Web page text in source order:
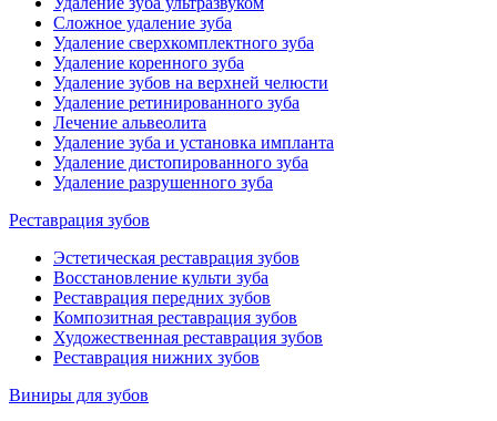
Сложное удаление зуба
Удаление сверхкомплектного зуба
Удаление коренного зуба
Удаление зубов на верхней челюсти
Удаление ретинированного зуба
Лечение альвеолита
Удаление зуба и установка импланта
Удаление дистопированного зуба
Удаление разрушенного зуба
Реставрация зубов
Эстетическая реставрация зубов
Восстановление культи зуба
Реставрация передних зубов
Композитная реставрация зубов
Художественная реставрация зубов
Реставрация нижних зубов
Виниры для зубов